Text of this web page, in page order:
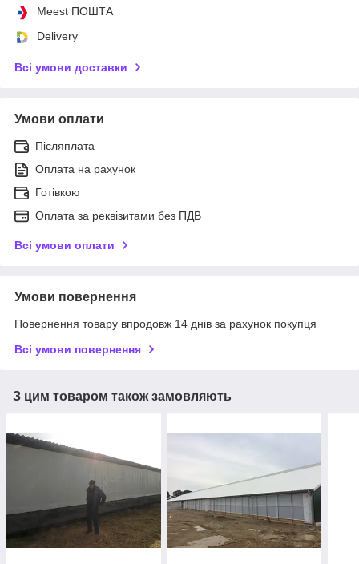
Meest ПОШТА
Delivery
Всі умови доставки
Умови оплати
Післяплата
Оплата на рахунок
Готівкою
Оплата за реквізитами без ПДВ
Всі умови оплати
Умови повернення
Повернення товару впродовж 14 днів за рахунок покупця
Всі умови повернення
З цим товаром також замовляють